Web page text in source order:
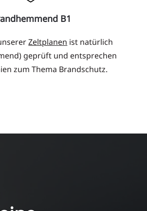
B1
Zeltplanen ist natürlich
geprüft und entsprechen
zum Thema Brandschutz.